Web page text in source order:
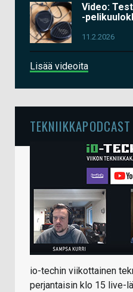
Video:
-
11.2.2026
Lisää videoita
TEKNIIKKAPODCAST
io-techin viikottainen
perjantaisin klo 15 live-